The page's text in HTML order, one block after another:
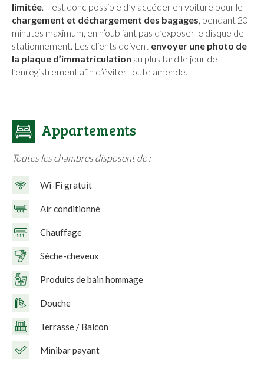
limitée . Il est donc possible d’y accéder en voiture pour le
chargement et déchargement des bagages , pendant 20
minutes maximum, en n’oubliant pas d’exposer le disque de
stationnement. Les clients doivent envoyer une photo de
la plaque d’immatriculation au plus tard le jour de
l’enregistrement afin d’éviter toute amende.
Appartements
Toutes les chambres disposent de :
Wi-Fi gratuit
Air conditionné
Chauffage
Sèche-cheveux
Produits de bain hommage
Douche
Terrasse / Balcon
Minibar payant